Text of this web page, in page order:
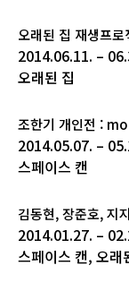
오래된 집 재생프
2014.06.11. –
오래된 집
조한기 개인전 :
2014.05.07. –
스페이스 캔
김동현, 장준호, 지
2014.01.27. –
스페이스 캔, 오래